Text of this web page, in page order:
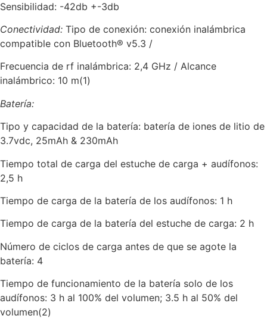
Sensibilidad: -42db +-3db
Conectividad: Tipo de conexión: conexión inalámbrica
compatible con Bluetooth® v5.3 /
Frecuencia de rf inalámbrica: 2,4 GHz / Alcance
inalámbrico: 10 m(1)
Batería:
Tipo y capacidad de la batería: batería de iones de litio de
3.7vdc, 25mAh & 230mAh
Tiempo total de carga del estuche de carga + audífonos:
2,5 h
Tiempo de carga de la batería de los audífonos: 1 h
Tiempo de carga de la batería del estuche de carga: 2 h
Número de ciclos de carga antes de que se agote la
batería: 4
Tiempo de funcionamiento de la batería solo de los
audífonos: 3 h al 100% del volumen; 3.5 h al 50% del
volumen(2)